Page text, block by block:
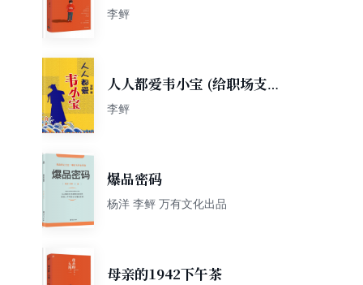
李鲆
人人都爱韦小宝 (给职场支点
招系列)
李鲆
爆品密码
杨洋 李鲆 万有文化出品
母亲的1942下午茶